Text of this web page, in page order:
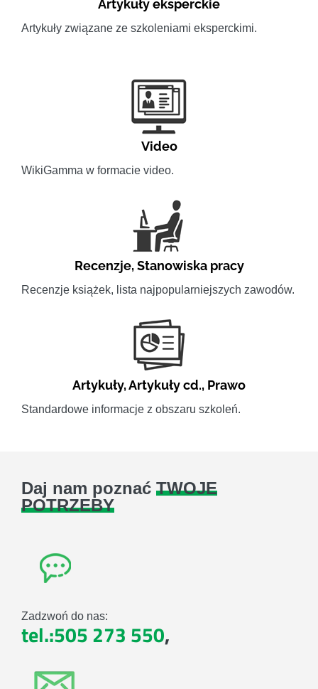
Artykuły eksperckie
Artykuły związane ze szkoleniami eksperckimi.
Video
WikiGamma w formacie video.
Recenzje,Stanowiska pracy
Recenzje książek, lista najpopularniejszych zawodów.
Artykuły,Artykuły cd., Prawo
Standardowe informacje z obszaru szkoleń.
Daj nam poznać TWOJE
POTRZEBY
Zadzwoń do nas:
tel.:505 273 550,